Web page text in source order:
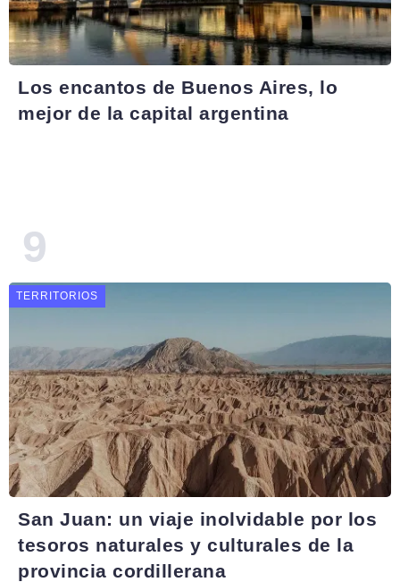
Los encantos de Buenos Aires, lo
mejor de la capital argentina
TERRITORIOS
San Juan: un viaje inolvidable por los
tesoros naturales y culturales de la
provincia cordillerana